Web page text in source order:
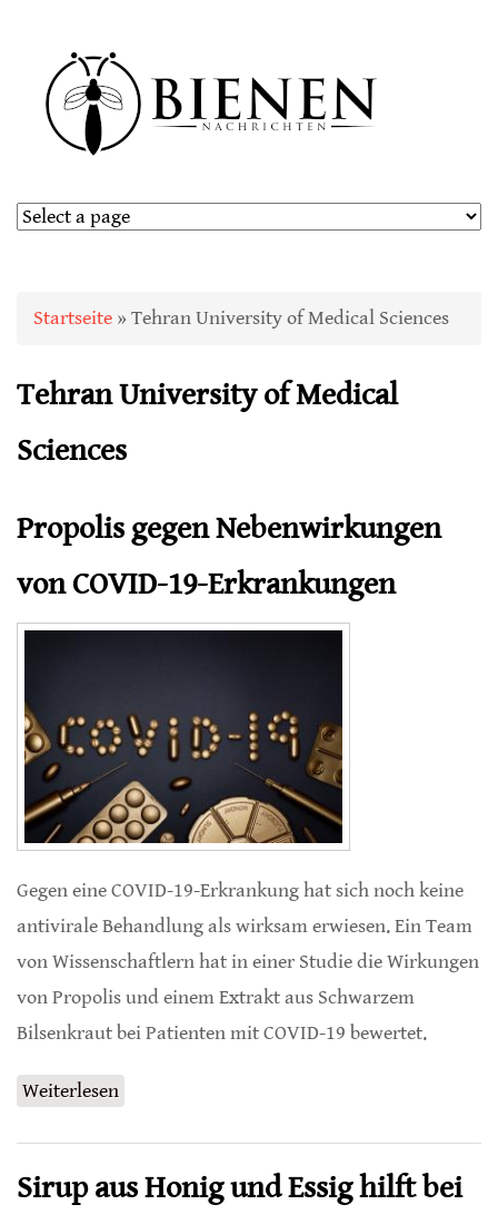
Sie sind hier
Startseite » Tehran University of Medical Sciences
Tehran University of Medical
Sciences
Propolis gegen Nebenwirkungen
von COVID-19-Erkrankungen
Gegen eine COVID-19-Erkrankung hat sich noch keine
antivirale Behandlung als wirksam erwiesen. Ein Team
von Wissenschaftlern hat in einer Studie die Wirkungen
von Propolis und einem Extrakt aus Schwarzem
Bilsenkraut bei Patienten mit COVID-19 bewertet.
Weiterlesen
Sirup aus Honig und Essig hilft bei